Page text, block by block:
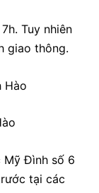
Tuy nhiên
giao thông.
Mỹ Đình số 6
tại các